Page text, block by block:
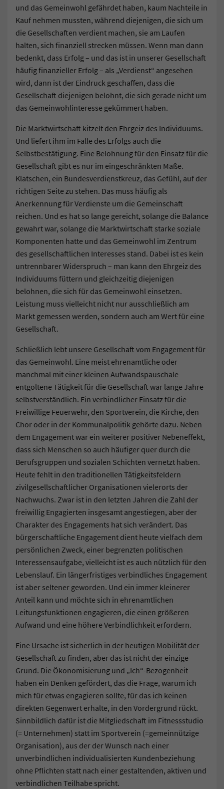
und das Gemeinwohl gefährdet haben, kaum Nachteile in
Kauf nehmen mussten, während diejenigen, die sich um
die Gesellschaften verdient machen, sie am Laufen
halten, sich finanziell strecken müssen. Wenn man dann
bedenkt, dass Erfolg – und das ist in unserer Gesellschaft
häufig finanzieller Erfolg – als „Verdienst“ angesehen
wird, dann ist der Eindruck geschaffen, dass die
Gesellschaft diejenigen belohnt, die sich gerade nicht um
das Gemeinwohlinteresse gekümmert haben.
Die Marktwirtschaft kitzelt den Ehrgeiz des Individuums.
Und liefert ihm im Falle des Erfolgs auch die
Selbstbestätigung. Eine Belohnung für den Einsatz für die
Gesellschaft gibt es nur im eingeschränkten Maße.
Klatschen, ein Bundesverdienstkreuz, das Gefühl, auf der
richtigen Seite zu stehen. Das muss häufig als
Anerkennung für Verdienste um die Gemeinschaft
reichen. Und es hat so lange gereicht, solange die Balance
gewahrt war, solange die Marktwirtschaft starke soziale
Komponenten hatte und das Gemeinwohl im Zentrum
des gesellschaftlichen Interesses stand. Dabei ist es kein
untrennbarer Widerspruch – man kann den Ehrgeiz des
Individuums füttern und gleichzeitig diejenigen
belohnen, die sich für das Gemeinwohl einsetzen.
Leistung muss vielleicht nicht nur ausschließlich am
Markt gemessen werden, sondern auch am Wert für eine
Gesellschaft.
Schließlich lebt unsere Gesellschaft vom Engagement für
das Gemeinwohl. Eine meist ehrenamtliche oder
manchmal mit einer kleinen Aufwandspauschale
entgoltene Tätigkeit für die Gesellschaft war lange Jahre
selbstverständlich. Ein verbindlicher Einsatz für die
Freiwillige Feuerwehr, den Sportverein, die Kirche, den
Chor oder in der Kommunalpolitik gehörte dazu. Neben
dem Engagement war ein weiterer positiver Nebeneffekt,
dass sich Menschen so auch häufiger quer durch die
Berufsgruppen und sozialen Schichten vernetzt haben.
Heute fehlt in den traditionellen Tätigkeitsfeldern
zivilgesellschaftlicher Organisationen vielerorts der
Nachwuchs. Zwar ist in den letzten Jahren die Zahl der
freiwillig Engagierten insgesamt angestiegen, aber der
Charakter des Engagements hat sich verändert. Das
bürgerschaftliche Engagement dient heute vielfach dem
persönlichen Zweck, einer begrenzten politischen
Interessensaufgabe, vielleicht ist es auch nützlich für den
Lebenslauf. Ein längerfristiges verbindliches Engagement
ist aber seltener geworden. Und ein immer kleinerer
Anteil kann und möchte sich in ehrenamtlichen
Leitungsfunktionen engagieren, die einen größeren
Aufwand und eine höhere Verbindlichkeit erfordern.
Eine Ursache ist sicherlich in der heutigen Mobilität der
Gesellschaft zu finden, aber das ist nicht der einzige
Grund. Die Ökonomisierung und „Ich“-Bezogenheit
haben ein Denken gefördert, das die Frage, warum ich
mich für etwas engagieren sollte, für das ich keinen
direkten Gegenwert erhalte, in den Vordergrund rückt.
Sinnbildlich dafür ist die Mitgliedschaft im Fitnessstudio
(= Unternehmen) statt im Sportverein (=gemeinnützige
Organisation), aus der der Wunsch nach einer
unverbindlichen individualisierten Kundenbeziehung
ohne Pflichten statt nach einer gestaltenden, aktiven und
verbindlichen Teilhabe spricht.